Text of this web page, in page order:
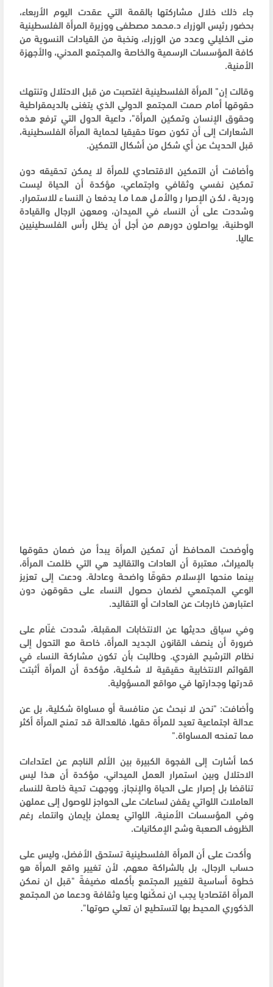
جاء ذلك خلال مشاركتها بالقمة التي عقدت اليوم الأربعاء،
بحضور رئيس الوزراء د.محمد مصطفى ووزيرة المرأة الفلسطينية
منى الخليلي وعدد من الوزراء، ونخبة من القيادات النسوية من
كافة المؤسسات الرسمية والخاصة والمجتمع المدني، والأجهزة
الأمنية.
وقالت إن" المرأة الفلسطينية اغتصبت من قبل الاحتلال وتنتهك
حقوقها أمام صمت المجتمع الدولي الذي يتغنى بالديمقراطية
وحقوق الإنسان وتمكين المرأة"، داعية الدول التي ترفع هذه
الشعارات إلى أن تكون صوتا حقيقيا لحماية المرأة الفلسطينية،
قبل الحديث عن أي شكل من أشكال التمكين.
وأضافت أن التمكين الاقتصادي للمرأة لا يمكن تحقيقه دون
تمكين نفسي وثقافي واجتماعي، مؤكدة أن الحياة ليست
وردية، لكن الإصرار والأمل هما ما يدفعان النساء للاستمرار.
وشددت على أن النساء في الميدان، ومعهن الرجال والقيادة
الوطنية، يواصلون دورهم من أجل أن يظل رأس الفلسطينيين
عاليا.
وأوضحت المحافظ أن تمكين المرأة يبدأ من ضمان حقوقها
بالميراث، معتبرة أن العادات والتقاليد هي التي ظلمت المرأة،
بينما منحها الإسلام حقوقًا واضحة وعادلة. ودعت إلى تعزيز
الوعي المجتمعي لضمان حصول النساء على حقوقهن دون
اعتبارهن خارجات عن العادات أو التقاليد.
وفي سياق حديثها عن الانتخابات المقبلة، شددت غنّام على
ضرورة أن ينصف القانون الجديد المرأة، خاصة مع التحول إلى
نظام الترشيح الفردي. وطالبت بأن تكون مشاركة النساء في
القوائم الانتخابية حقيقية لا شكلية، مؤكدة أن المرأة أثبتت
قدرتها وجدارتها في مواقع المسؤولية.
وأضافت: "نحن لا نبحث عن منافسة أو مساواة شكلية، بل عن
عدالة اجتماعية تعيد للمرأة حقها، فالعدالة قد تمنح المرأة أكثر
مما تمنحه المساواة."
كما أشارت إلى الفجوة الكبيرة بين الألم الناجم عن اعتداءات
الاحتلال وبين استمرار العمل الميداني، مؤكدة أن هذا ليس
تناقضا بل إصرار على الحياة والإنجاز. ووجهت تحية خاصة للنساء
العاملات اللواتي يقفن لساعات على الحواجز للوصول إلى عملهن
وفي المؤسسات الأمنية، اللواتي يعملن بإيمان وانتماء رغم
الظروف الصعبة وشح الإمكانيات.
وأكدت على أن المرأة الفلسطينية تستحق الأفضل، وليس على
حساب الرجال، بل بالشراكة معهم، لأن تغيير واقع المرأة هو
خطوة أساسية لتغيير المجتمع بأكمله مضيفةً "قبل ان نمكن
المرأة اقتصاديا يجب ان نمكّنها وعيا وثقافة ودعما من المجتمع
الذكوري المحيط بها لتستطيع ان تعلي صوتها".